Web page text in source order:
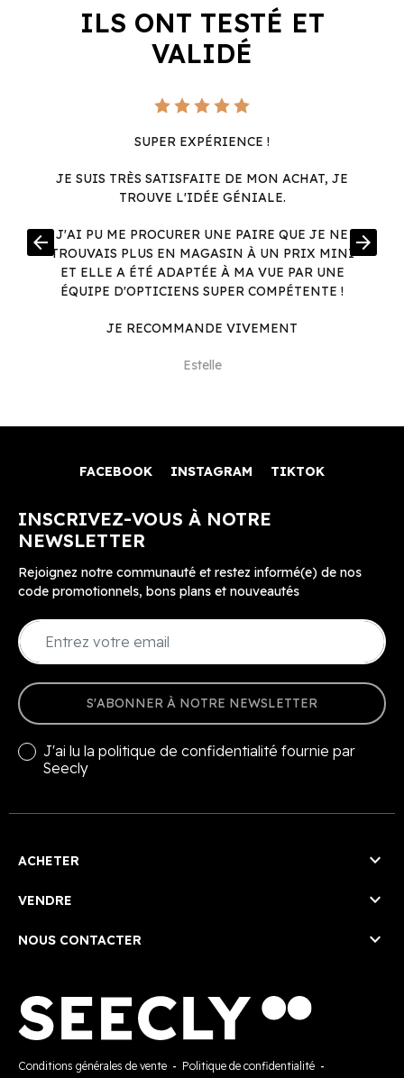
ILS ONT TESTÉ ET
VALIDÉ
SUPER EXPÉRIENCE !
JE SUIS TRÈS SATISFAITE DE MON ACHAT, JE
TROUVE L'IDÉE GÉNIALE.
J'AI PU ME PROCURER UNE PAIRE QUE JE NE
TROUVAIS PLUS EN MAGASIN À UN PRIX MINI
ET ELLE A ÉTÉ ADAPTÉE À MA VUE PAR UNE
ÉQUIPE D'OPTICIENS SUPER COMPÉTENTE !
JE RECOMMANDE VIVEMENT
Estelle
arrow_back arrow_forward
FACEBOOK INSTAGRAM TIKTOK
INSCRIVEZ-VOUS À NOTRE
NEWSLETTER
Rejoignez notre communauté et restez informé(e) de nos
code promotionnels, bons plans et nouveautés
S'ABONNER À NOTRE NEWSLETTER
J'ai lu la politique de confidentialité fournie par
Seecly
ACHETER 
VENDRE 
NOUS CONTACTER 
Conditions générales de vente - Politique de confidentialité -